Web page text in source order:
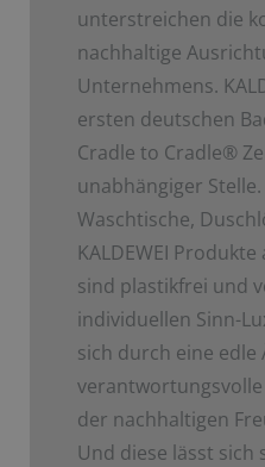
unterstreichen die
nachhaltige
Unternehmens.
ersten deutschen
Cradle to Cradle®
unabhängiger
Waschtische,
KALDEWEI
sind plastikfrei und
individuellen Sinn-
sich durch eine edle
der nachhaltigen
Und diese lässt sich